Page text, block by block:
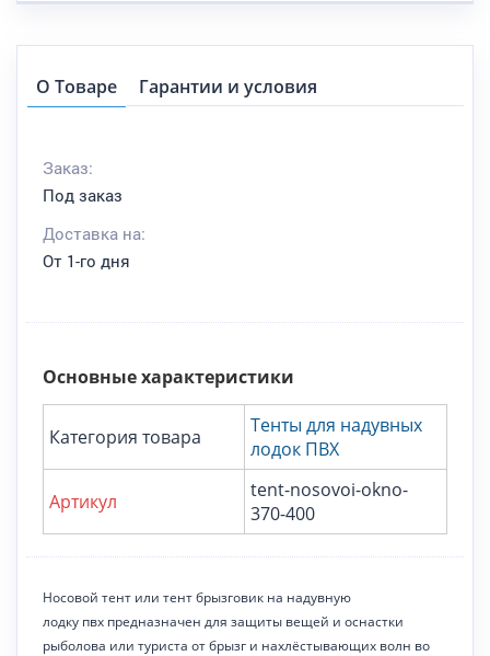
О Товаре Гарантии и условия
Заказ:
Под заказ
Доставка на:
От 1-го дня
Основные характеристики
Категория товара
Тенты для надувных
лодок ПВХ
Артикул
tent-nosovoi-okno-
370-400
Носовой тент или тент брызговик на надувную
лодку пвх предназначен для защиты вещей и оснастки
рыболова или туриста от брызг и нахлёстывающих волн во